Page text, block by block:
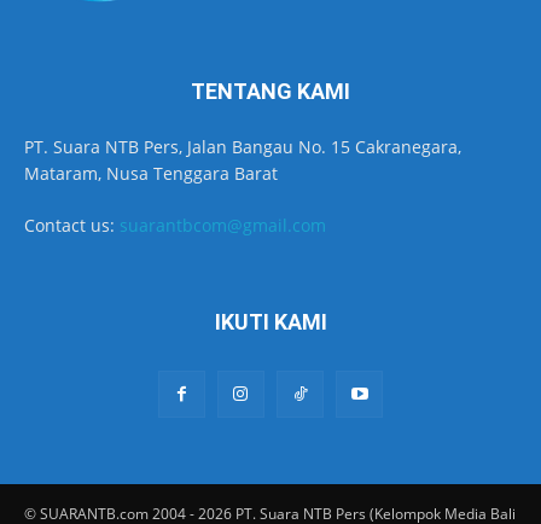
TENTANG KAMI
PT. Suara NTB Pers, Jalan Bangau No. 15 Cakranegara,
Mataram, Nusa Tenggara Barat
Contact us: suarantbcom@gmail.com
IKUTI KAMI
© SUARANTB.com 2004 - 2026 PT. Suara NTB Pers (Kelompok Media Bali